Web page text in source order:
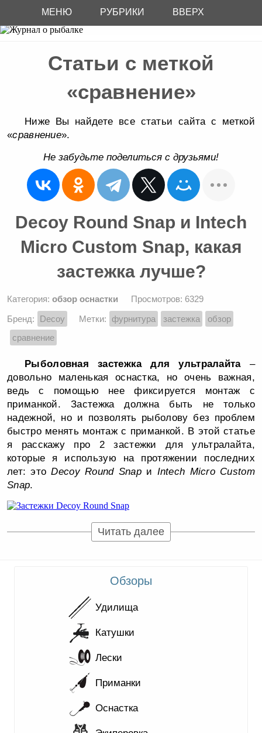
МЕНЮ РУБРИКИ ВВЕРХ
Статьи с меткой
«сравнение»
Ниже Вы найдете все статьи сайта с меткой
«сравнение».
Не забудьте поделиться с друзьями!
Decoy Round Snap и Intech
Micro Custom Snap, какая
застежка лучше?
Категория: обзор оснастки
Просмотров: 6329
Бренд:
Decoy Метки: фурнитура застежка
обзор
сравнение
Рыболовная застежка для ультралайта–
довольно маленькая оснастка, но очень важная,
ведь с помощью нее фиксируется монтаж с
приманкой. Застежка должна быть не только
надежной, но и позволять рыболову без проблем
быстро менять монтаж с приманкой. В этой статье
я расскажу про 2 застежки для ультралайта,
которые я использую на протяжении последних
лет: этоDecoy Round Snapи Intech Micro Custom
Snap.
Читать далее
Обзоры
Удилища
Катушки
Лески
Приманки
Оснастка